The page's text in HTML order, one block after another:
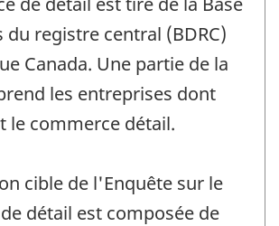
du registre central (BDRC)
Canada. Une partie de la
les entreprises dont
le commerce détail.
cible de l'Enquête sur le
détail est composée de